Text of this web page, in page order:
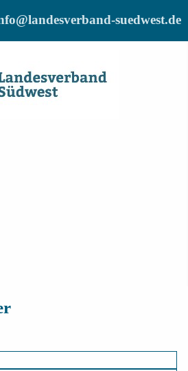
suedwest.de